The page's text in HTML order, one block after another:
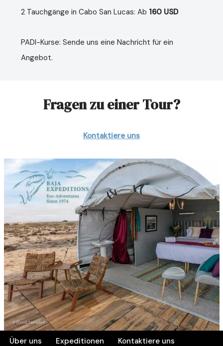
2 Tauchgänge in Cabo San Lucas: Ab 160 USD
PADI-Kurse: Sende uns eine Nachricht für ein
Angebot.
Fragen zu einer Tour?
Kontaktiere uns
Über uns Expeditionen Kontaktiere uns